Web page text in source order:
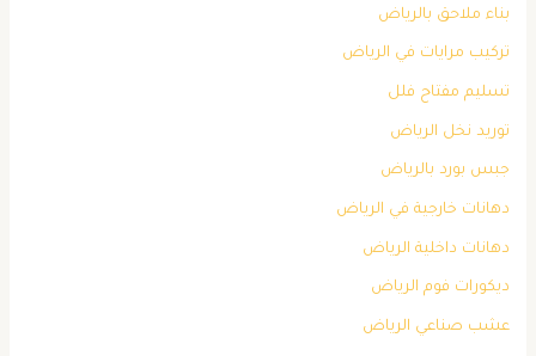
بناء ملاحق بالرياض
تركيب مرايات في الرياض
تسليم مفتاح فلل
توريد نخل الرياض
جبس بورد بالرياض
دهانات خارجية في الرياض
دهانات داخلية الرياض
ديكورات فوم الرياض
عشب صناعي الرياض